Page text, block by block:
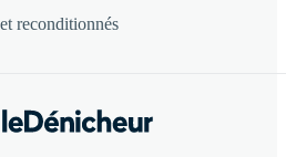
reconditionnés